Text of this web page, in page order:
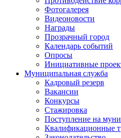
Фотогалерея
Видеоновости
Награды
Прозрачный город
Календарь событий
Опросы
Инициативные
Муниципальная служба
Кадровый резерв
Вакансии
Конкурсы
Стажировка
Поступление на
Квалификационные